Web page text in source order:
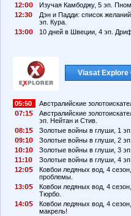
12:
Изучая Камбоджу, 5 эп.
12:3
Дэн и Падди: список
эп. Кура.
13:
10 дней в Швеции, 4 эп.
Viasat Explore
05:50
Австралийские
7:1
Австралийские
эп. Нейтан и Стив.
8:1
Золотые войны в глуши, 1 эп.
9:1
Золотые войны в глуши, 2 эп.
1
:1
Золотые войны в глуши, 3 эп.
11:1
Золотые войны в глуши, 4 эп.
12:
Ковбои ледяных вод, 4
проблемы.
13:
Ковбои ледяных вод, 4
Тюрбо.
14:
Ковбои ледяных вод, 4
макрель!